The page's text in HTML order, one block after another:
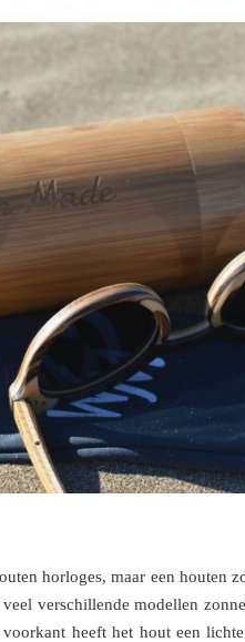
horloges, maar een houten
verschillende modellen
heeft het hout een